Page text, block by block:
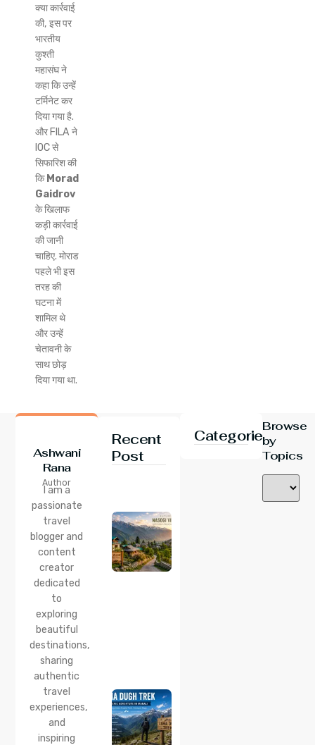
क्या कार्रवाई
की, इस पर
भारतीय
कुश्ती
महासंघ ने
कहा कि उन्हें
टर्मिनेट कर
दिया गया है.
और FILA ने
IOC से
सिफारिश की
किMorad
Gaidrov
के खिलाफ
कड़ी कार्रवाई
की जानी
चाहिए. मोराड
पहले भी इस
तरह की
घटना में
शामिल थे
और उन्हें
चेतावनी के
साथ छोड़
दिया गया था.
Ashwani
Rana
Author
I am a
passionate
travel
blogger and
content
creator
dedicated
to
exploring
beautiful
destinations,
sharing
authentic
travel
experiences,
and
inspiring
Recent
Post
Categories
Browse
by
Topics